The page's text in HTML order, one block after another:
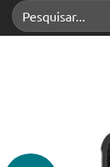
Pesquisar
por: